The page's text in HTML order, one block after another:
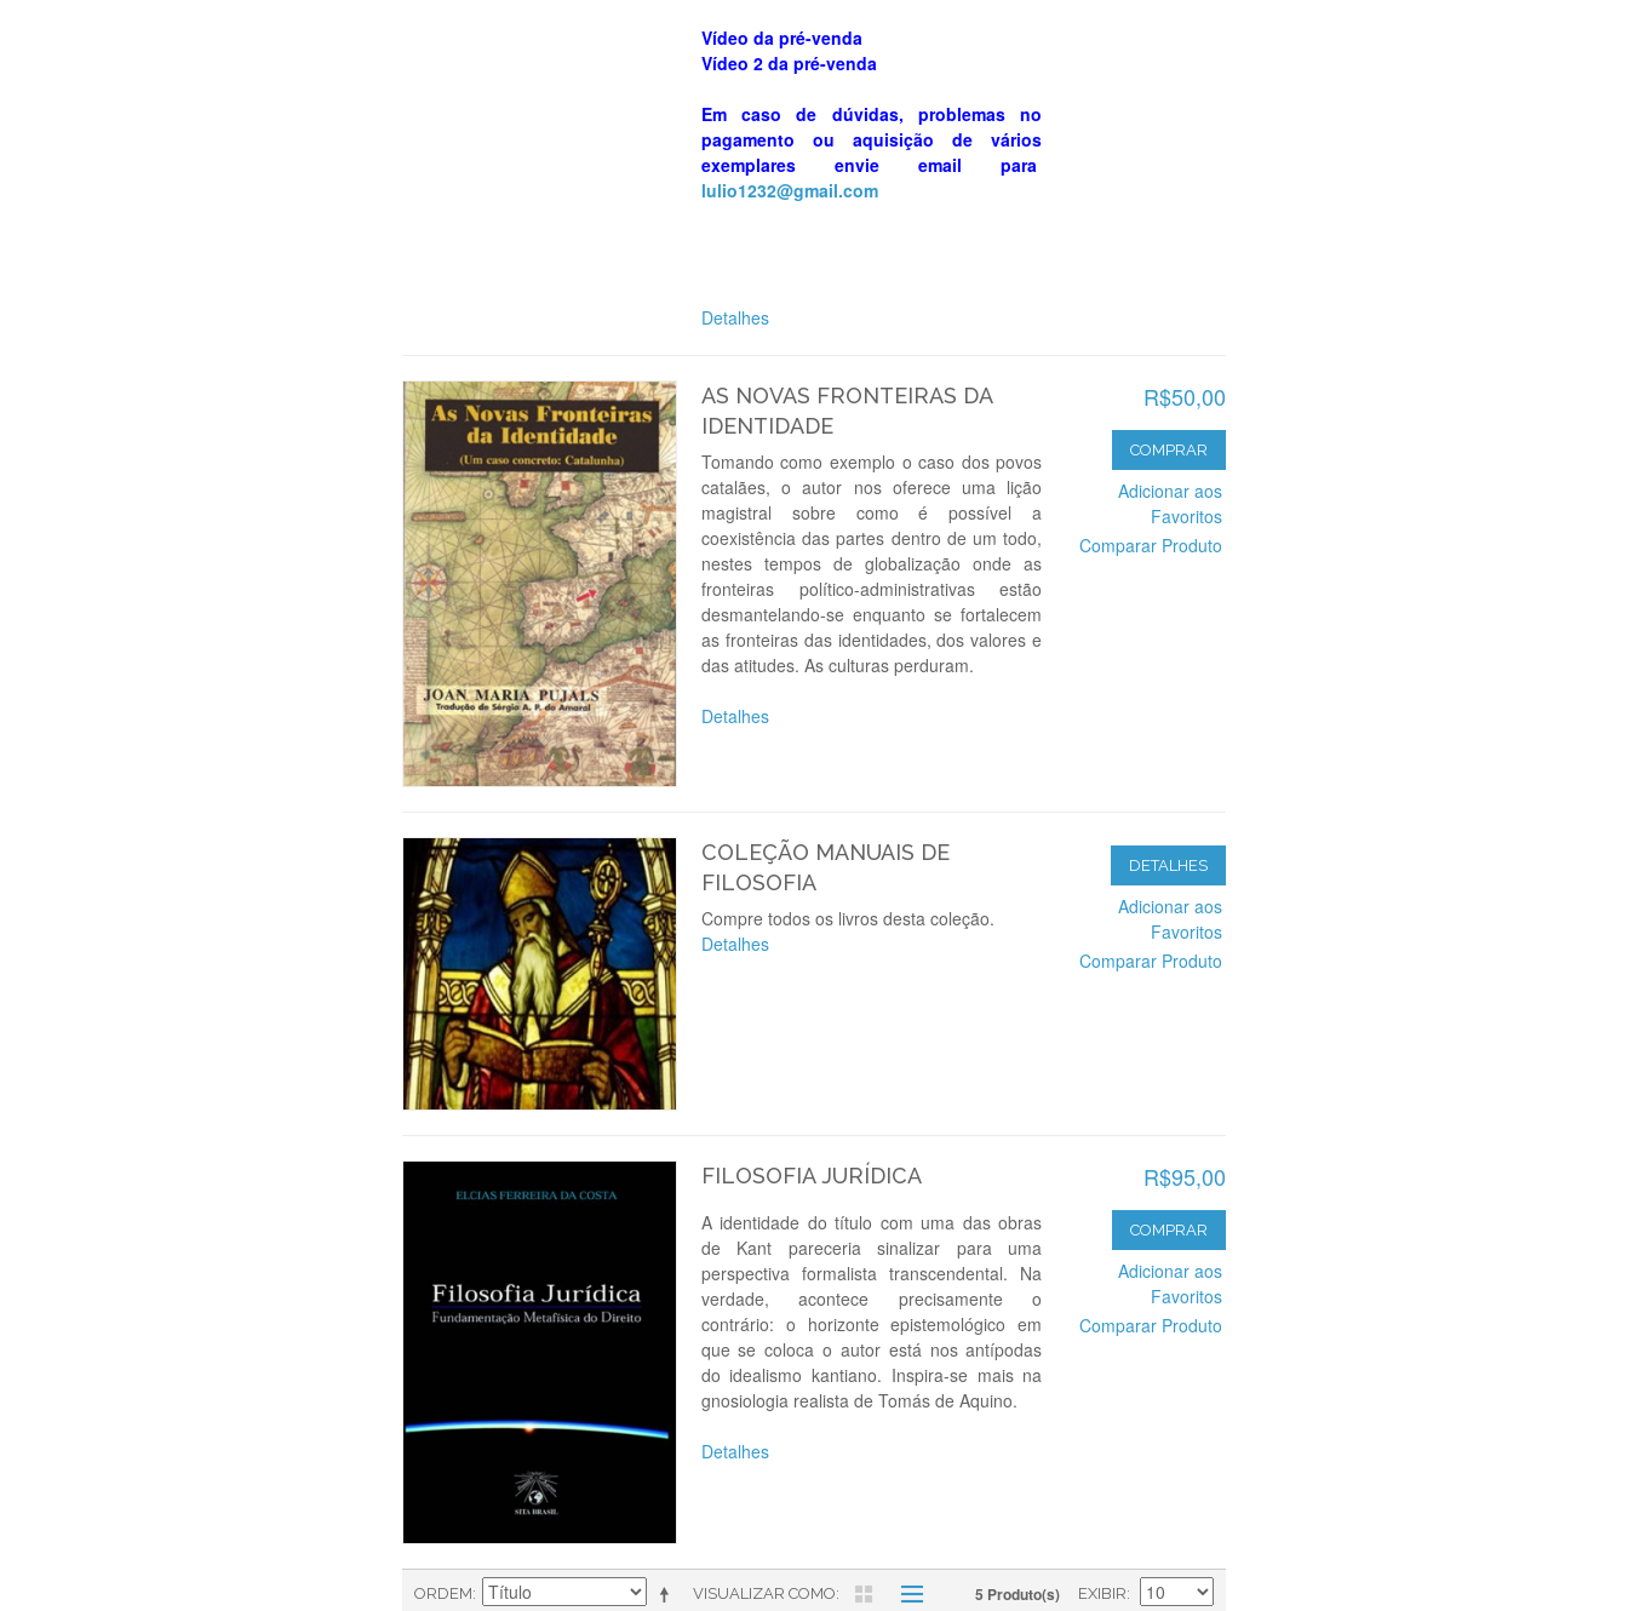
Vídeo da pré-venda
Vídeo 2 da pré-venda
Em caso de dúvidas, problemas no
pagamento ou aquisição de vários
exemplares envie email para
lulio1232@gmail.com
Detalhes
AS NOVAS FRONTEIRAS DA
IDENTIDADE
R$50,00
COMPRAR
Adicionar aos
Favoritos
Comparar Produto
Tomando como exemplo o caso dos povos
catalães, o autor nos oferece uma lição
magistral sobre como é possível a
coexistência das partes dentro de um todo,
nestes tempos de globalização onde as
fronteiras político-administrativas estão
desmantelando-se enquanto se fortalecem
as fronteiras das identidades, dos valores e
das atitudes. As culturas perduram.
Detalhes
COLEÇÃO MANUAIS DE
FILOSOFIA
DETALHES
Adicionar aos
Favoritos
Comparar Produto
Compre todos os livros desta coleção.
Detalhes
FILOSOFIA JURÍDICA R$95,00
COMPRAR
Adicionar aos
Favoritos
Comparar Produto
A identidade do título com uma das obras
de Kant pareceria sinalizar para uma
perspectiva formalista transcendental. Na
verdade, acontece precisamente o
contrário: o horizonte epistemológico em
que se coloca o autor está nos antípodas
do idealismo kantiano. Inspira-se mais na
gnosiologia realista de Tomás de Aquino.
Detalhes
VISUALIZAR COMO
ORDEM 5 Produto(s) EXIBIR